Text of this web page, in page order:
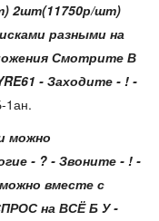
2шт(11750р/шт)
разными на
Смотрите В
- Заходите - ! -
1ан.
можно
- ? - Звоните - ! -
вместе с
на ВСЁ Б У -